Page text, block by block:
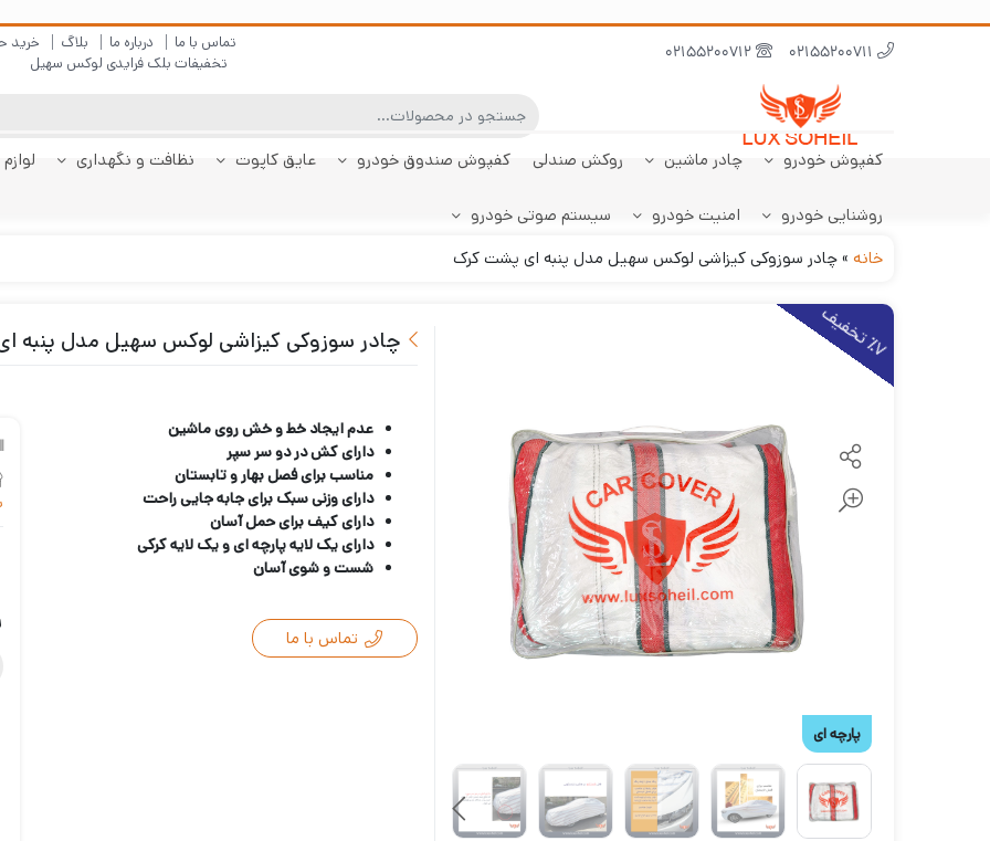
تماس با ما درباره ما بلاگ خرید
تخفیفات بلک فرایدی لوکس سهیل
کفپوش خودرو
کفپوش پژو 206
هاچبک
صندوقدار
چادر ماشین
چادر تارا چادر دنا
روکش صندلی کفپوش صندوق خودرو
کفپوش صندوق تارا کفپوش صندوق دنا
عایق کاپوت نظافت و نگهداری
ابر نانو پولیش بدنه
سنسور دنده عقب
خودرو
روشنایی خودرو امنیت خودرو سیستم صوتی خودرو
خانه »چادر سوزوکی کیزاشی لوکس سهیل مدل پنبه ای پشت کرک
٪7
ت
خ
ف
یف
پارچه ای
چادر سوزوکی کیزاشی لوکس سهیل مدل پنبه
عدم ایجاد خط و خش روی ماشین
دارای کش در دو سر سپر
مناسب برای فصل بهار و تابستان
دارای وزنی سبک برای جابه جایی راحت
دارای کیف برای حمل آسان
دارای یک لایه پارچه ای و یک لایه کرکی
شست و شوی آسان
تماس با ما